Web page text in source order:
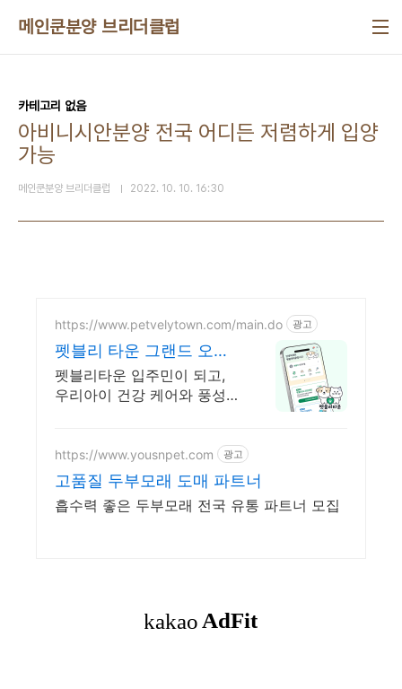
메인쿤분양 브리더클럽
카테고리 없음
아비니시안분양 전국 어디든 저렴하게 입양
가능
메인쿤분양 브리더클럽 2022. 10. 10. 16:30
https://www.petvelytown.com/main.do 광고
펫블리 타운 그랜드 오픈
오픈 이벤트 진행 중!
펫블리타운 입주민이 되고,
우리아이 건강 케어와 풍성
https://www.yousnpet.com 광고
고품질 두부모래 도매 파트너
흡수력 좋은 두부모래 전국 유통 파트너 모집